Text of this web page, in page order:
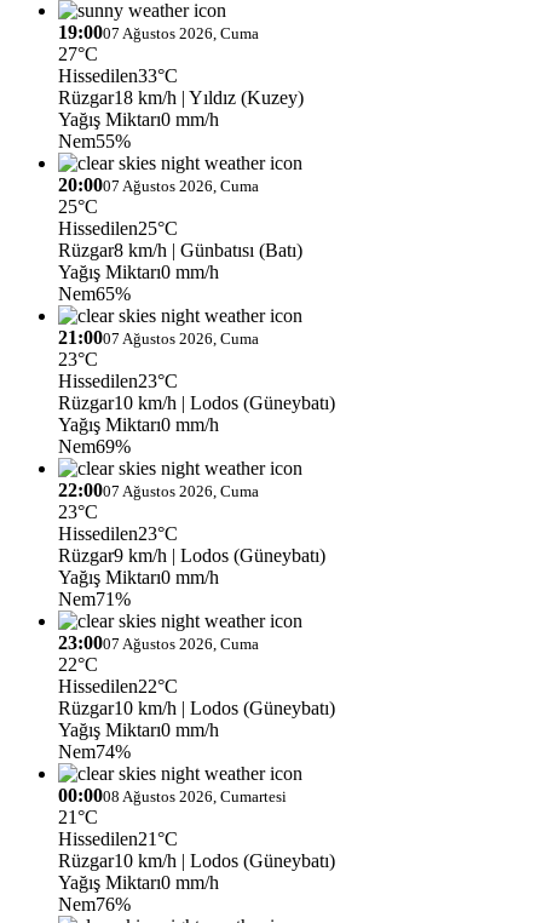
19:0007 Ağustos 2026, Cuma
27°C
Hissedilen33°C
Rüzgar18 km/h | Yıldız (Kuzey)
Yağış Miktarı0 mm/h
Nem55%
20:0007 Ağustos 2026, Cuma
25°C
Hissedilen25°C
Rüzgar8 km/h | Günbatısı (Batı)
Yağış Miktarı0 mm/h
Nem65%
21:0007 Ağustos 2026, Cuma
23°C
Hissedilen23°C
Rüzgar10 km/h | Lodos (Güneybatı)
Yağış Miktarı0 mm/h
Nem69%
22:0007 Ağustos 2026, Cuma
23°C
Hissedilen23°C
Rüzgar9 km/h | Lodos (Güneybatı)
Yağış Miktarı0 mm/h
Nem71%
23:0007 Ağustos 2026, Cuma
22°C
Hissedilen22°C
Rüzgar10 km/h | Lodos (Güneybatı)
Yağış Miktarı0 mm/h
Nem74%
00:0008 Ağustos 2026, Cumartesi
21°C
Hissedilen21°C
Rüzgar10 km/h | Lodos (Güneybatı)
Yağış Miktarı0 mm/h
Nem76%